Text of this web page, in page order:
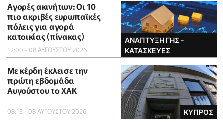
ΑΝΑΠΤΥΞΗ ΓΗΣ -
ΚΑΤΑΣΚΕΥΕΣ
Αγορές ακινήτων: Οι 10
πιο ακριβές ευρωπαϊκές
πόλεις για αγορά
κατοικίας (πίνακας)
12:00 - 08 ΑΥΓΟΥΣΤΟΥ 2026
ΚΥΠΡΟΣ
Με κέρδη έκλεισε την
πρώτη εβδομάδα
Αυγούστου το ΧΑΚ
08:13 - 08 ΑΥΓΟΥΣΤΟΥ 2026